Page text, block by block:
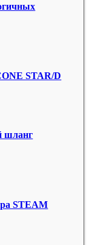
STAR/D
шланг
STEAM